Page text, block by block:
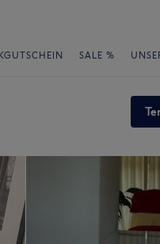
SALE %